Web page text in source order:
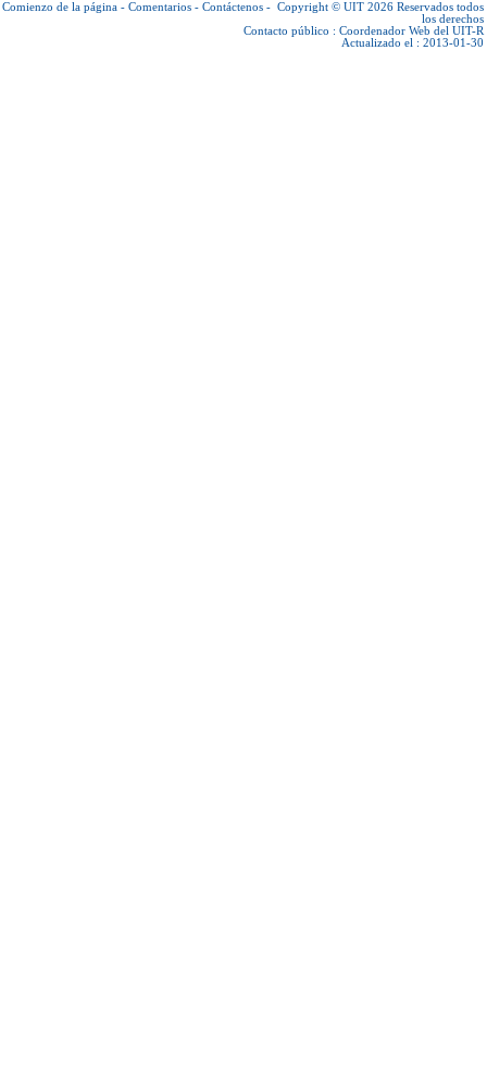
Comienzo de la página - Comentarios - Contáctenos - Copyright © UIT 2026 Reservados todos
los derechos
Contacto público : Coordenador Web del UIT-R
Actualizado el : 2013-01-30